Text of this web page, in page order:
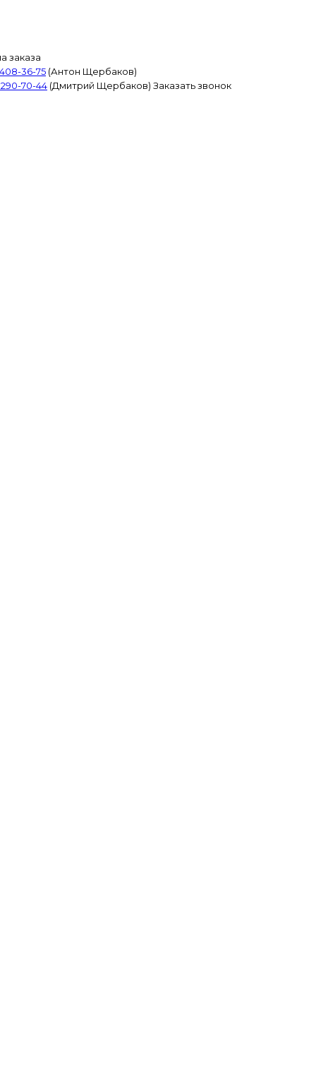
заказа
36-75 (Антон Щербаков)
290-70-44 (Дмитрий Щербаков) Заказать звонок